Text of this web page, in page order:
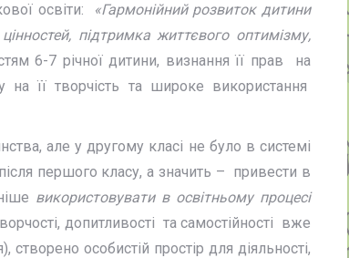
освіти:
«Гармонійний розвиток дитини
підтримка життєвого оптимізму,
6-7 річної дитини, визнання її прав на
на її творчість та широке використання
але у другому класі не було в системі
після першого класу, а значить – привести в
використовувати в освітньому процесі
допитливості та самостійності вже
особистій простір для діяльності,